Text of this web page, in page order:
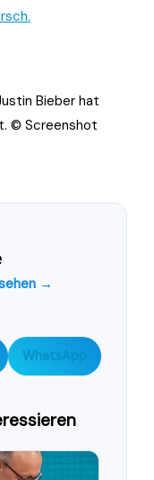
Bieber hat
© Screenshot
→
WhatsApp